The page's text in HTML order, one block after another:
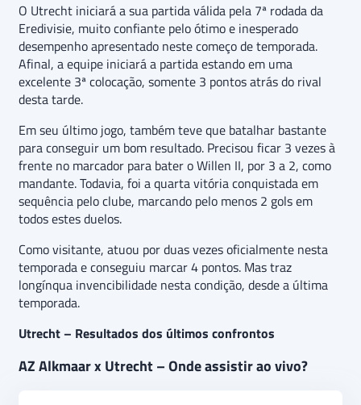
O Utrecht iniciará a sua partida válida pela 7ª rodada da
Eredivisie, muito confiante pelo ótimo e inesperado
desempenho apresentado neste começo de temporada.
Afinal, a equipe iniciará a partida estando em uma
excelente 3ª colocação, somente 3 pontos atrás do rival
desta tarde.
Em seu último jogo, também teve que batalhar bastante
para conseguir um bom resultado. Precisou ficar 3 vezes à
frente no marcador para bater o Willen II, por 3 a 2, como
mandante. Todavia, foi a quarta vitória conquistada em
sequência pelo clube, marcando pelo menos 2 gols em
todos estes duelos.
Como visitante, atuou por duas vezes oficialmente nesta
temporada e conseguiu marcar 4 pontos. Mas traz
longínqua invencibilidade nesta condição, desde a última
temporada.
Utrecht – Resultados dos últimos confrontos
AZ Alkmaar x Utrecht – Onde assistir ao vivo?